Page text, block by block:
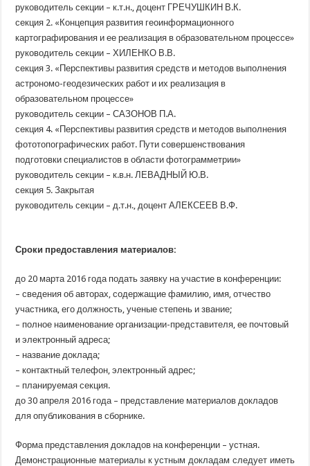
руководитель секции – к.т.н., доцент ГРЕЧУШКИН В.К.
секция 2. «Концепция развития геоинформационного
картографирования и ее реализация в образовательном процессе»
руководитель секции – ХИЛЕНКО В.В.
секция 3. «Перспективы развития средств и методов выполнения
астрономо-геодезических работ и их реализация в
образовательном процессе»
руководитель секции – САЗОНОВ П.А.
секция 4. «Перспективы развития средств и методов выполнения
фототопографических работ. Пути совершенствования
подготовки специалистов в области фотограмметрии»
руководитель секции – к.в.н. ЛЕВАДНЫЙ Ю.В.
секция 5. Закрытая
руководитель секции – д.т.н., доцент АЛЕКСЕЕВ В.Ф.
Сроки предоставления материалов:
до 20 марта 2016 года подать заявку на участие в конференции:
– сведения об авторах, содержащие фамилию, имя, отчество
участника, его должность, ученые степень и звание;
– полное наименование организации-представителя, ее почтовый
и электронный адреса;
– название доклада;
– контактный телефон, электронный адрес;
– планируемая секция.
до 30 апреля 2016 года – представление материалов докладов
для опубликования в сборнике.
Форма представления докладов на конференции – устная.
Демонстрационные материалы к устным докладам следует иметь